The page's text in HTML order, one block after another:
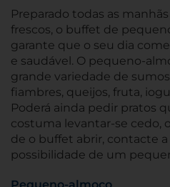
Preparado todas as
frescos, o buffet de
garante que o seu dia
e saudável. O pequeno-
grande variedade de
fiambres, queijos, fruta,
Poderá ainda pedir pratos
costuma levantar-se cedo,
de o buffet abrir, contacte a
possibilidade de um